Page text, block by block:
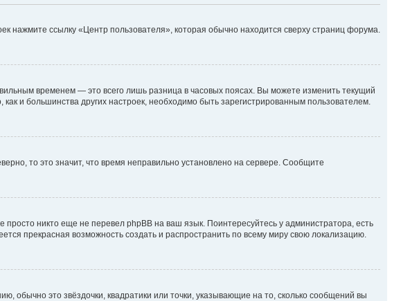
нажмите ссылку «Центр пользователя», которая обычно находится сверху страниц форума.
временем — это всего лишь разница в часовых поясах. Вы можете изменить текущий
и большинства других настроек, необходимо быть зарегистрированным пользователем.
то это значит, что время неправильно установлено на сервере. Сообщите
никто еще не перевел phpBB на ваш язык. Поинтересуйтесь у администратора, есть
прекрасная возможность создать и распространить по всему миру свою локализацию.
обычно это звёздочки, квадратики или точки, указывающие на то, сколько сообщений вы